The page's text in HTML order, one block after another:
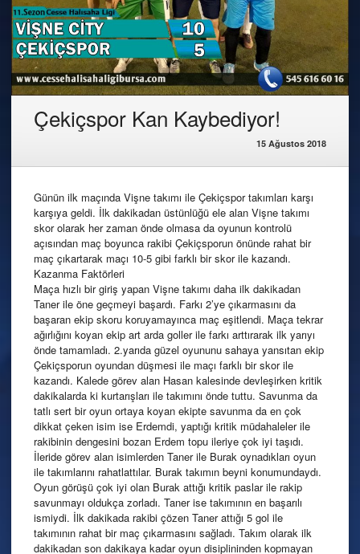
Çekiçspor Kan Kaybediyor!
15 Ağustos 2018
Günün ilk maçında Vişne takımı ile Çekiçspor takımları karşı
karşıya geldi. İlk dakikadan üstünlüğü ele alan Vişne takımı
skor olarak her zaman önde olmasa da oyunun kontrolü
açısından maç boyunca rakibi Çekiçsporun önünde rahat bir
maç çıkartarak maçı 10-5 gibi farklı bir skor ile kazandı.
Kazanma Faktörleri
Maça hızlı bir giriş yapan Vişne takımı daha ilk dakikadan
Taner ile öne geçmeyi başardı. Farkı 2’ye çıkarmasını da
başaran ekip skoru koruyamayınca maç eşitlendi. Maça tekrar
ağırlığını koyan ekip art arda goller ile farkı arttırarak ilk yarıyı
önde tamamladı. 2.yarıda güzel oyununu sahaya yansıtan ekip
Çekiçsporun oyundan düşmesi ile maçı farklı bir skor ile
kazandı. Kalede görev alan Hasan kalesinde devleşirken kritik
dakikalarda ki kurtarışları ile takımını önde tuttu. Savunma da
tatlı sert bir oyun ortaya koyan ekipte savunma da en çok
dikkat çeken isim ise Erdemdi, yaptığı kritik müdahaleler ile
rakibinin dengesini bozan Erdem topu ileriye çok iyi taşıdı.
İleride görev alan isimlerden Taner ile Burak oynadıkları oyun
ile takımlarını rahatlattılar. Burak takımın beyni konumundaydı.
Oyun görüşü çok iyi olan Burak attığı kritik paslar ile rakip
savunmayı oldukça zorladı. Taner ise takımının en başarılı
ismiydi. İlk dakikada rakibi çözen Taner attığı 5 gol ile
takımının rahat bir maç çıkarmasını sağladı. Takım olarak ilk
dakikadan son dakikaya kadar oyun disiplininden kopmayan